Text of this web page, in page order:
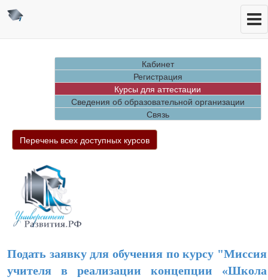
Кабинет
Регистрация
Курсы для аттестации
Сведения об образовательной организации
Связь
Перечень всех доступных курсов
Подать заявку для обучения по курсу "Миссия
учителя в реализации концепции «Школа